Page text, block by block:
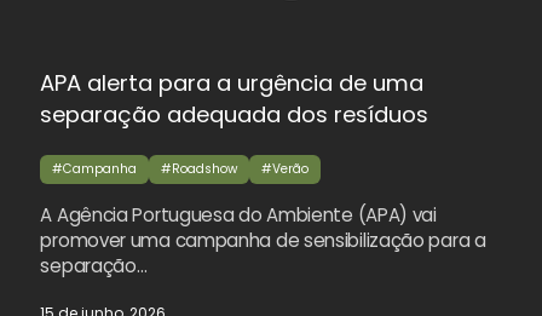
APA alerta para a urgência de uma
separação adequada dos resíduos
#Campanha #Roadshow #Verão
A Agência Portuguesa do Ambiente (APA) vai
promover uma campanha de sensibilização para a
separação…